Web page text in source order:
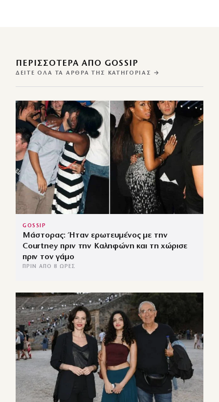
ΠΕΡΙΣΣΌΤΕΡΑ ΑΠΌ GOSSIP
ΔΕΊΤΕ ΌΛΑ ΤΑ ΆΡΘΡΑ ΤΗΣ ΚΑΤΗΓΟΡΊΑΣ →
GOSSIP
Μάστορας: Ήταν ερωτευμένος με την
Courtney πριν την Καληφώνη και τη χώρισε
πριν τον γάμο
ΠΡΙΝ ΑΠΌ 8 ΏΡΕΣ